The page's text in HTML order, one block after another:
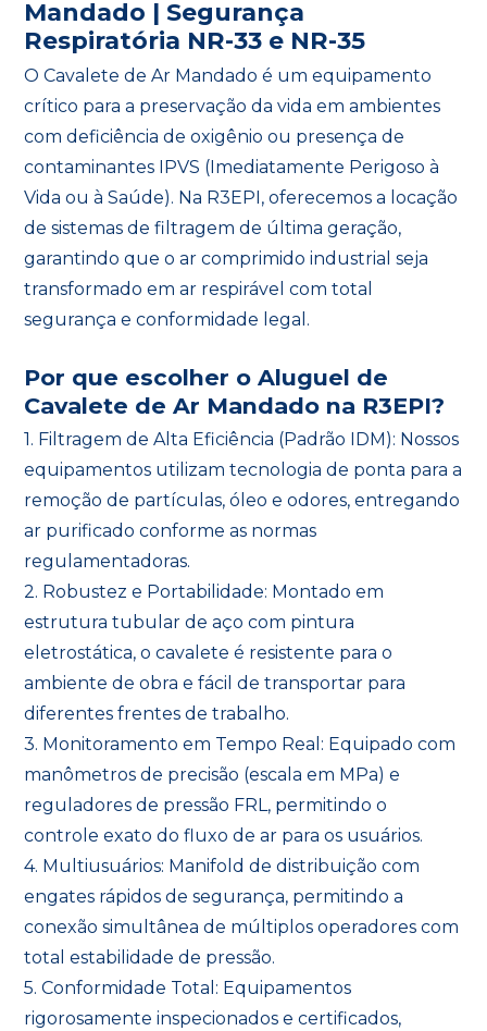
Mandado | Segurança
Respiratória NR-33 e NR-35
O Cavalete de Ar Mandado é um equipamento
crítico para a preservação da vida em ambientes
com deficiência de oxigênio ou presença de
contaminantes IPVS (Imediatamente Perigoso à
Vida ou à Saúde). Na R3EPI, oferecemos a locação
de sistemas de filtragem de última geração,
garantindo que o ar comprimido industrial seja
transformado em ar respirável com total
segurança e conformidade legal.
Por que escolher o Aluguel de
Cavalete de Ar Mandado na R3EPI?
1. Filtragem de Alta Eficiência (Padrão IDM): Nossos
equipamentos utilizam tecnologia de ponta para a
remoção de partículas, óleo e odores, entregando
ar purificado conforme as normas
regulamentadoras.
2. Robustez e Portabilidade: Montado em
estrutura tubular de aço com pintura
eletrostática, o cavalete é resistente para o
ambiente de obra e fácil de transportar para
diferentes frentes de trabalho.
3. Monitoramento em Tempo Real: Equipado com
manômetros de precisão (escala em MPa) e
reguladores de pressão FRL, permitindo o
controle exato do fluxo de ar para os usuários.
4. Multiusuários: Manifold de distribuição com
engates rápidos de segurança, permitindo a
conexão simultânea de múltiplos operadores com
total estabilidade de pressão.
5. Conformidade Total: Equipamentos
rigorosamente inspecionados e certificados,